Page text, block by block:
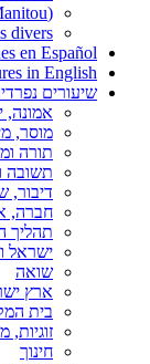
(Rav Askenazi (Manitou
divers
en Español
in English
שיעורים
אמונה,
מוסר,
תורה
תשובה
דיבור,
חברה,
תהליך
ישראל
שואה
ארץ
בית
חינוך